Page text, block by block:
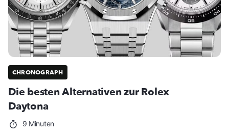
CHRONOGRAPH
Die besten Alternativen zur Rolex
Daytona
9 Minuten